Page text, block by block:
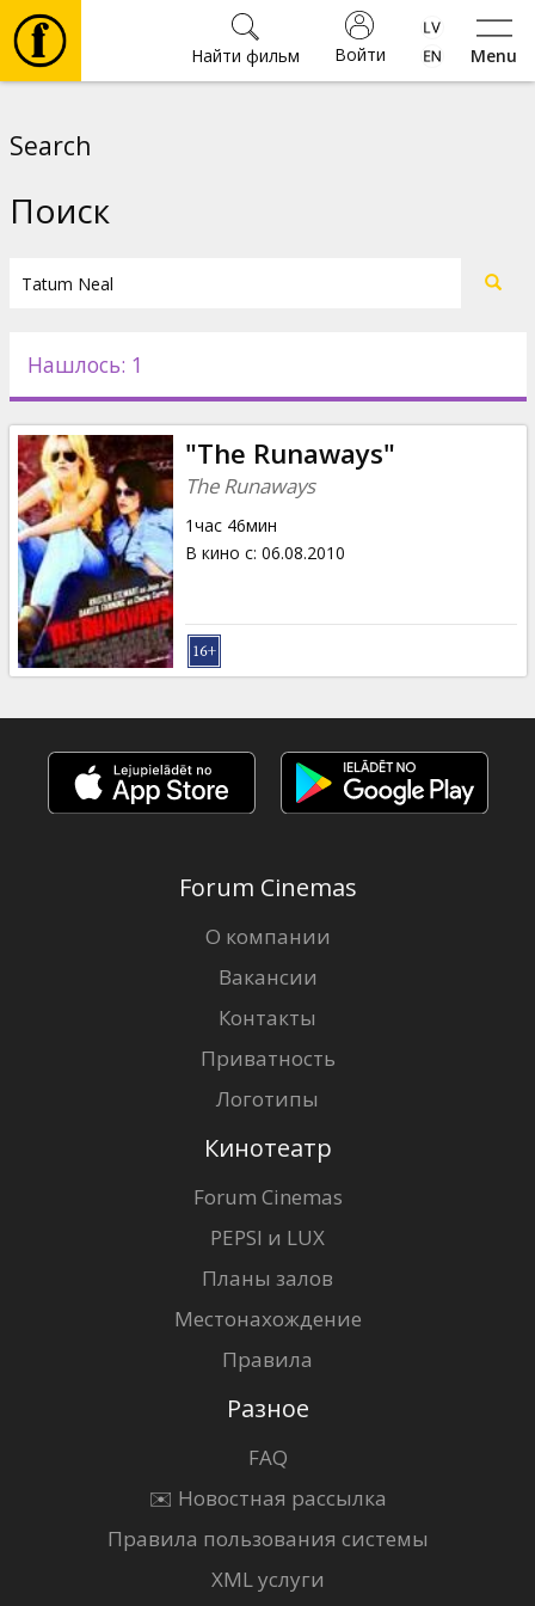
Menu
Войти
Найти фильм
Новости
Подарки
Кинозакуски
B2B
Клуб
Search
Поиск
Нашлось: 1
"The Runaways"
The Runaways
1час 46мин
В кино с: 06.08.2010
Forum Cinemas
О компании
Вакансии
Контакты
Приватность
Логотипы
Кинотеатр
Forum Cinemas
PEPSI и LUX
Планы залов
Местонахождение
Правила
Разное
FAQ
✉️ Новостная рассылка
Правила пользования системы
XML услуги